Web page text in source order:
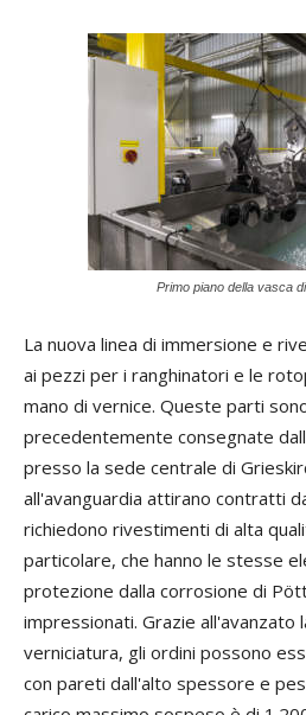
Primo piano della vasca
La nuova linea di immersione e
ai pezzi per i ranghinatori e le
mano di vernice. Queste parti
precedentemente consegnate
presso la sede centrale di
all'avanguardia attirano contratti
richiedono rivestimenti di alta
particolare, che hanno le stesse
protezione dalla corrosione di
impressionati. Grazie all'avanzato
verniciatura, gli ordini possono
con pareti dall'alto spessore e